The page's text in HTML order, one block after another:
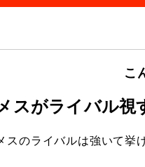
こ
スがライバル視
のライバルは強いて挙